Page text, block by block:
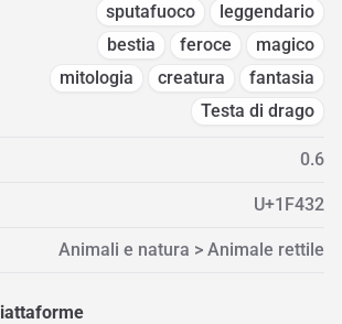
sputafuoco
leggendario
bestia
feroce
magico
mitologia
creatura
fantasia
Testa di drago
0.6
U+1F432
Animali e natura > Animale rettile